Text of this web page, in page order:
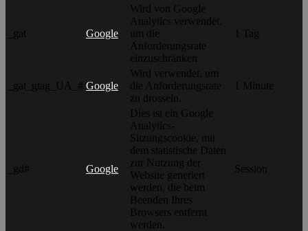
_gat Google
Wird von Google
Analytics verwendet,
um die
Anforderungsrate
einzuschränken
1 Tag
_gat_gtag_UA_# Google
Wird verwendet, um
die Anforderungsrate
zu drosseln.
1 Minute
_gd# Google
Dies ist ein Google
Analytics-
Sitzungscookie, mit
dem statistische Daten
zur Nutzung der
Website generiert
werden, die beim
Beenden Ihres
Browsers entfernt
werden.
Session